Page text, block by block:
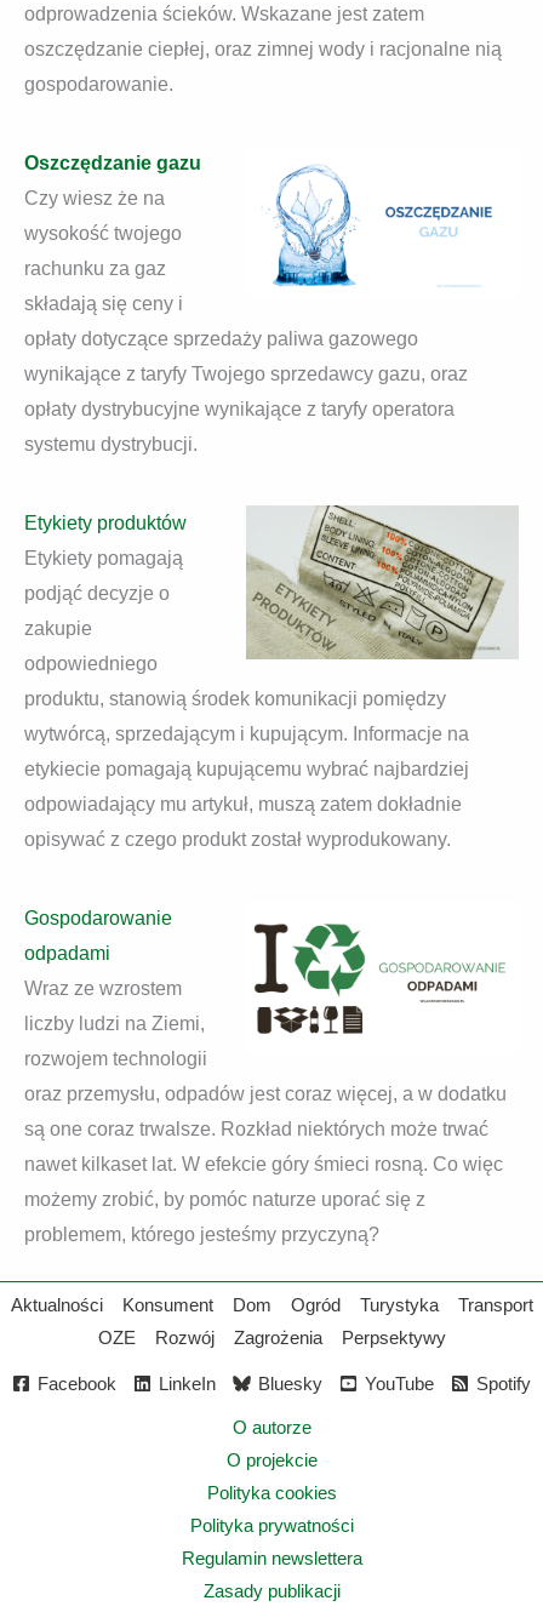
odprowadzenia ścieków. Wskazane jest zatem
oszczędzanie ciepłej, oraz zimnej wody i racjonalne nią
gospodarowanie.
Oszczędzanie gazu
Czy wiesz że na
wysokość twojego
rachunku za gaz
składają się ceny i
opłaty dotyczące sprzedaży paliwa gazowego
wynikające z taryfy Twojego sprzedawcy gazu, oraz
opłaty dystrybucyjne wynikające z taryfy operatora
systemu dystrybucji.
Etykiety produktów
Etykiety pomagają
podjąć decyzje o
zakupie
odpowiedniego
produktu, stanowią środek komunikacji pomiędzy
wytwórcą, sprzedającym i kupującym. Informacje na
etykiecie pomagają kupującemu wybrać najbardziej
odpowiadający mu artykuł, muszą zatem dokładnie
opisywać z czego produkt został wyprodukowany.
Gospodarowanie
odpadami
Wraz ze wzrostem
liczby ludzi na Ziemi,
rozwojem technologii
oraz przemysłu, odpadów jest coraz więcej, a w dodatku
są one coraz trwalsze. Rozkład niektórych może trwać
nawet kilkaset lat. W efekcie góry śmieci rosną. Co więc
możemy zrobić, by pomóc naturze uporać się z
problemem, którego jesteśmy przyczyną?
Aktualności Konsument Dom Ogród Turystyka
Transport
OZE
Rozwój Zagrożenia Perpsektywy
Facebook LinkeIn Bluesky YouTube Spotify
O autorze
O projekcie
Polityka cookies
Polityka prywatności
Regulamin newslettera
Zasady publikacji